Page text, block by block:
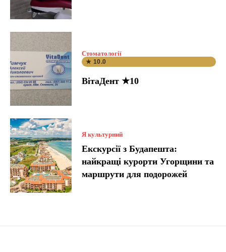
Стоматології
★ 10.0
ВітаДент ★10
Я культурний
Екскурсії з Будапешта:
найкращі курорти Угорщини та
маршрути для подорожей